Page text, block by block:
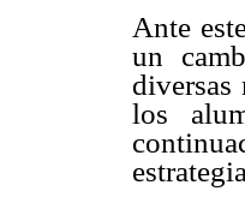
Ante
un
diversas
los